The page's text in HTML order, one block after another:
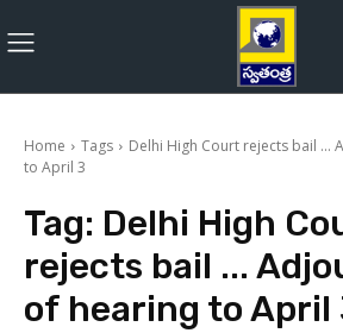
Home Tags
Delhi High Court rejects bail ...
to April 3
Tag: Delhi High
rejects bail ...
of hearing to April